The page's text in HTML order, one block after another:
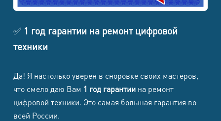
Ремонт
микрофона
(замена м/с
аудио)
2495 4985
Замена задней
крышки
под заказ под заказ
Установка
✅1 год гарантии на ремонт цифровой
техники
Да! Я настолько уверен в сноровке своих мастеров,
что смело даю Вам 1 год гарантиина ремонт
цифровой техники. Это самая большая гарантия во
всей России.